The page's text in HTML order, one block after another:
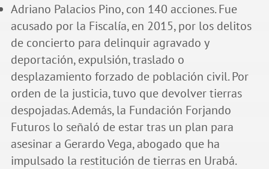
Adriano Palacios Pino, con 140 acciones. Fue
acusado por la Fiscalía, en 2015, por los delitos
de concierto para delinquir agravado y
deportación, expulsión, traslado o
desplazamiento forzado de población civil. Por
orden de la justicia, tuvo que devolver tierras
despojadas. Además, la Fundación Forjando
Futuros lo señaló de estar tras un plan para
asesinar a Gerardo Vega, abogado que ha
impulsado la restitución de tierras en Urabá.